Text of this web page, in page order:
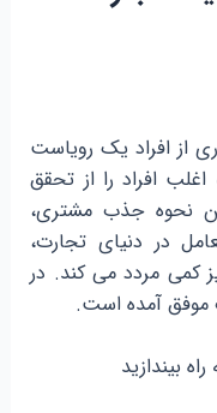
از افراد یک رویاست
افراد را از تحقق
نحوه جذب مشتری،
در دنیای تجارت،
کمی مردد می کند. در